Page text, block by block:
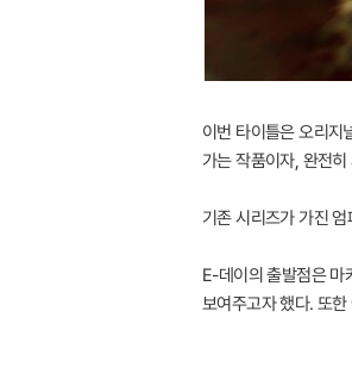
이번 타이틀은 오리지
가는 작품이자, 완전
기존 시리즈가 가진
E-데이의 출발점은 마
보여주고자 했다. 또